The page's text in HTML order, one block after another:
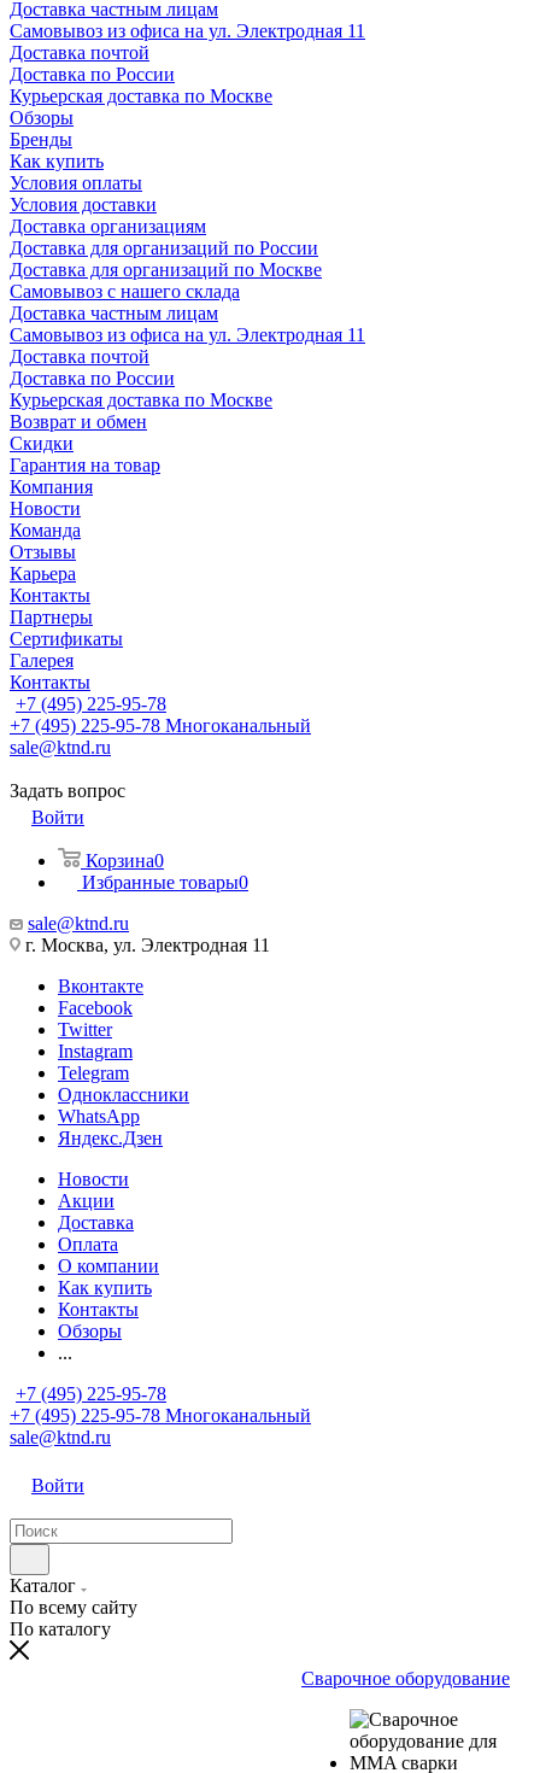
Доставка частным лицам
Самовывоз из офиса на ул. Электродная 11
Доставка почтой
Доставка по России
Курьерская доставка по Москве
Обзоры
Бренды
Как купить
Условия оплаты
Условия доставки
Доставка организациям
Доставка для организаций по России
Доставка для организаций по Москве
Самовывоз с нашего склада
Доставка частным лицам
Самовывоз из офиса на ул. Электродная 11
Доставка почтой
Доставка по России
Курьерская доставка по Москве
Возврат и обмен
Скидки
Гарантия на товар
Компания
Новости
Команда
Отзывы
Карьера
Контакты
Партнеры
Сертификаты
Галерея
Контакты
+7 (495) 225-95-78
+7 (495) 225-95-78 Многоканальный
sale@ktnd.ru
Задать вопрос
Войти
Корзина0
Избранные товары0
sale@ktnd.ru
г. Москва, ул. Электродная 11
Вконтакте
Facebook
Twitter
Instagram
Telegram
Одноклассники
WhatsApp
Яндекс.Дзен
Новости
Акции
Доставка
Оплата
О компании
Как купить
Контакты
Обзоры
...
+7 (495) 225-95-78
+7 (495) 225-95-78 Многоканальный
sale@ktnd.ru
Войти
Каталог
По всему сайту
По каталогу
Сварочное оборудование